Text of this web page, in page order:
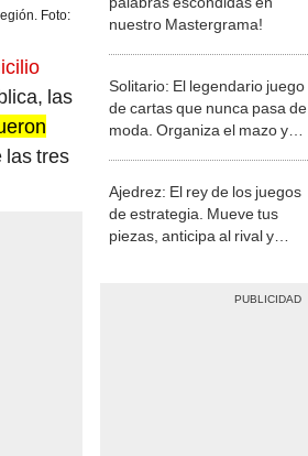
Foto:
las
las tres
nuestro Mastergrama!
Solitario: El legendario juego
de cartas que nunca pasa de
moda. Organiza el mazo y
Ajedrez: El rey de los juegos
de estrategia. Mueve tus
piezas, anticipa al rival y